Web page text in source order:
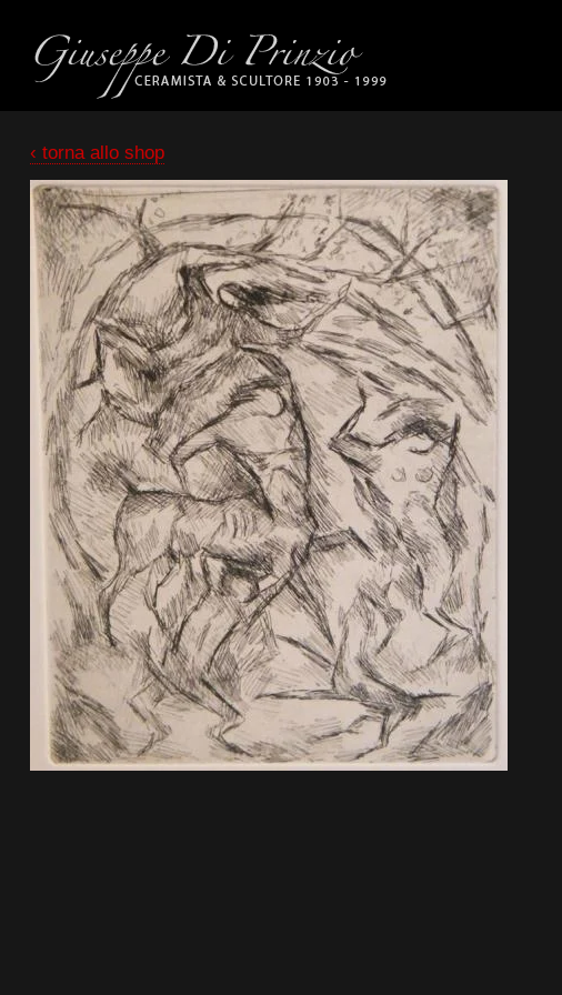
‹ torna allo shop